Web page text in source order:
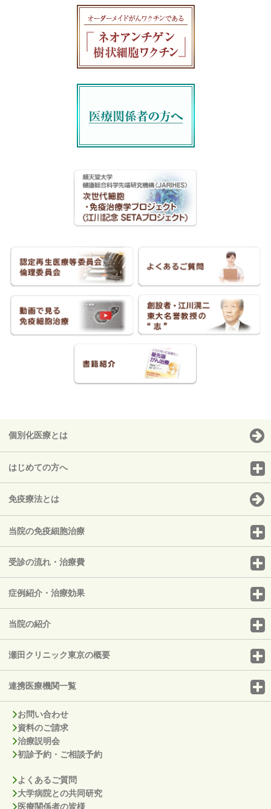
個別化医療とは
はじめての方へ
免疫療法とは
当院の免疫細胞治療
受診の流れ・治療費
症例紹介・治療効果
当院の紹介
瀬田クリニック東京の概要
連携医療機関一覧
お問い合わせ
資料のご請求
治療説明会
初診予約・ご相談予約
よくあるご質問
大学病院との共同研究
医療関係者の皆様